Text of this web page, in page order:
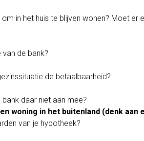
in het huis te blijven wonen? Moet er
de bank?
de betaalbaarheid?
daar niet aan mee?
woning in het buitenland (denk aan
van je hypotheek?